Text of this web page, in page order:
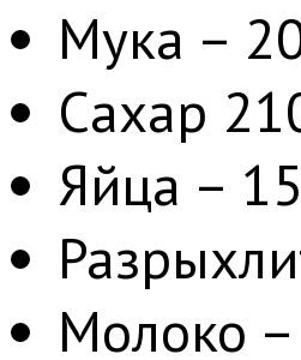
Мука –
Сахар
Яйца –
Молоко